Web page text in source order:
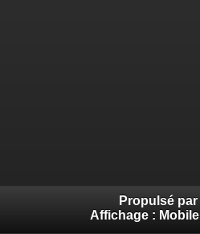
Propulsé par
Affichage : Mobile